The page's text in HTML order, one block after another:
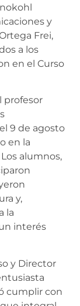
y
Frei,
a los
en el Curso
profesor
9 de agosto
en la
alumnos,
y,
la
interés
y Director
cumplir con